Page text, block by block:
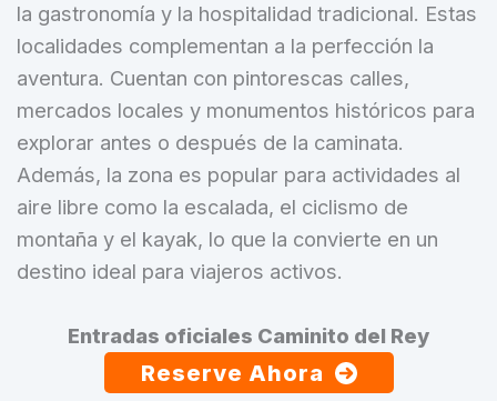
la gastronomía y la hospitalidad tradicional. Estas
localidades complementan a la perfección la
aventura. Cuentan con pintorescas calles,
mercados locales y monumentos históricos para
explorar antes o después de la caminata.
Además, la zona es popular para actividades al
aire libre como la escalada, el ciclismo de
montaña y el kayak, lo que la convierte en un
destino ideal para viajeros activos.
Entradas oficiales Caminito del Rey
Reserve Ahora